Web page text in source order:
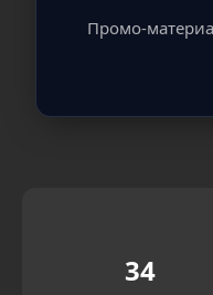
Промо-
34